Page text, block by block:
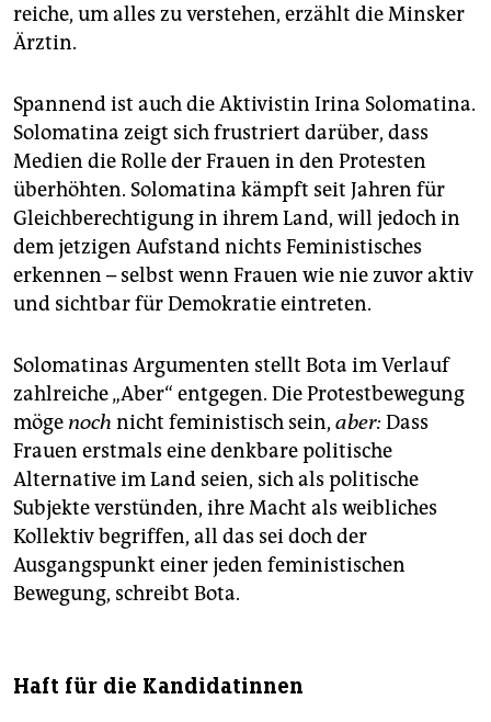
reiche, um alles zu verstehen, erzählt die Minsker
Ärztin.
Spannend ist auch die Aktivistin Irina Solomatina.
Solomatina zeigt sich frustriert darüber, dass
Medien die Rolle der Frauen in den Protesten
überhöhten. Solomatina kämpft seit Jahren für
Gleichberechtigung in ihrem Land, will jedoch in
dem jetzigen Aufstand nichts Feministisches
erkennen – selbst wenn Frauen wie nie zuvor aktiv
und sichtbar für Demokratie eintreten.
Solomatinas Argumenten stellt Bota im Verlauf
zahlreiche „Aber“ entgegen. Die Protestbewegung
möge noch nicht feministisch sein, aber: Dass
Frauen erstmals eine denkbare politische
Alternative im Land seien, sich als politische
Subjekte verstünden, ihre Macht als weibliches
Kollektiv begriffen, all das sei doch der
Ausgangspunkt einer jeden feministischen
Bewegung, schreibt Bota.
Haft für die Kandidatinnen